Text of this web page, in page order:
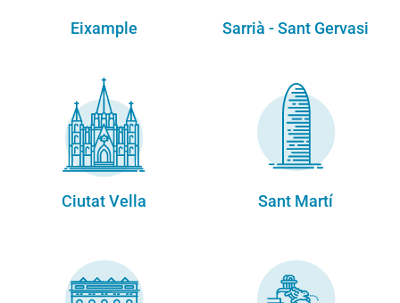
Eixample Sarrià - Sant Gervasi
Ciutat Vella Sant Martí